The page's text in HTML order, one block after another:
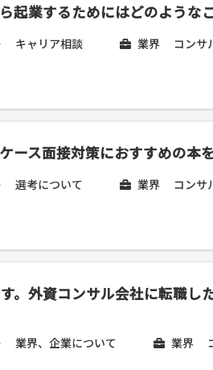
起業するためにはどのような
キャリア相談 業界 コンサ
ース面接対策におすすめの本
選考について 業界 コンサ
。外資コンサル会社に転職し
業界、企業について 業界